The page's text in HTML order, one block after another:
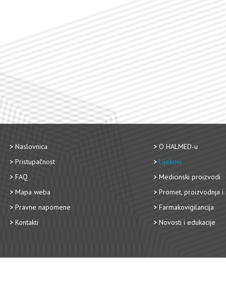
Naslovnica
Pristupačnost
FAQ
Mapa weba
Pravne napomene
Kontakti
O HALMED-u
Lijekovi
Medicinski proizvodi
Promet, proizvodnja i
Farmakovigilancija
Novosti i edukacije